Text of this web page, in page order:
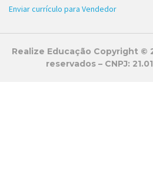
Enviar currículo para Vendedor
Realize Educação Copyright ©
reservados – CNPJ: